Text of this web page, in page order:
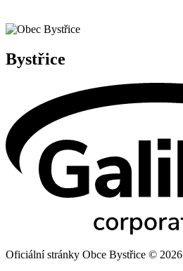
Bystřice
Oficiální stránky Obce Bystřice © 2026